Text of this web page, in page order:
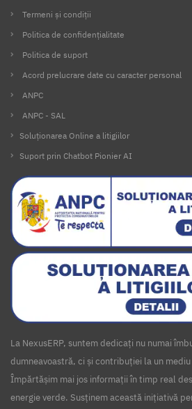
Termeni și condiții
Politica de confidențialitate
Politica de suport
Acord prelucrare date cu caracter personal
ANPC
ANPC - SAL
Soluționarea Online a litigiilor
Suport prin Chatbot Pionier AI
La NexusERP, suntem dedicați nu numai
dumneavoastră, ci și contribuției la un
Împărtășim mai jos informații în timp real
energie verde. Susținem această inițiativă